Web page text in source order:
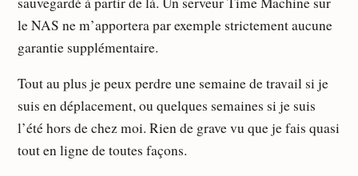
le NAS ne m’apportera par exemple strictement aucune
garantie supplémentaire.
Tout au plus je peux perdre une semaine de travail si je
suis en déplacement, ou quelques semaines si je suis
l’été hors de chez moi. Rien de grave vu que je fais quasi
tout en ligne de toutes façons.